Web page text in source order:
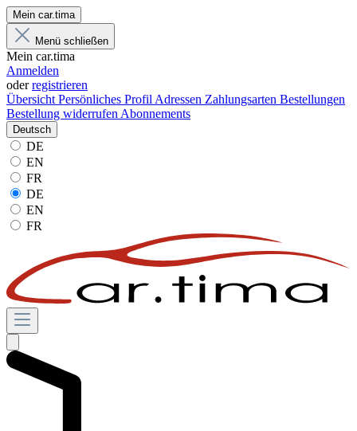
Mein car.tima
Menü schließen
Mein car.tima
Anmelden
oderregistrieren
Übersicht Persönliches Profil Adressen Zahlungsarten Bestellungen
Bestellung widerrufen Abonnements
Deutsch
DE
EN
FR
DE
EN
FR